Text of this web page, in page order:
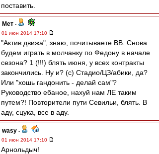
поставить.
Мет -
01 июн 2014 17:10
"Актив движа", знаю, почитываете ВВ. Снова
будем играть в молчанку по Федону в начале
сезона? 1 (!!!) блять июня, у всех контракты
закончились. Ну и? (с) Стадио/ЦЗ/абики, да?
Или "хошь гандонить - делай сам"?
Руководство ебаное, нахуй нам ЛЕ таким
путем?! Повторители пути Севильи, блять. В
аду, сцука, все в аду.
wasy -
01 июн 2014 17:10
Арнольдыч!